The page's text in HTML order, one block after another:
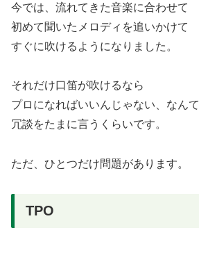
今では、流れてきた音楽に合わせて
初めて聞いたメロディを追いかけて
すぐに吹けるようになりました。
それだけ口笛が吹けるなら
プロになればいいんじゃない、なんて
冗談をたまに言うくらいです。
ただ、ひとつだけ問題があります。
TPO